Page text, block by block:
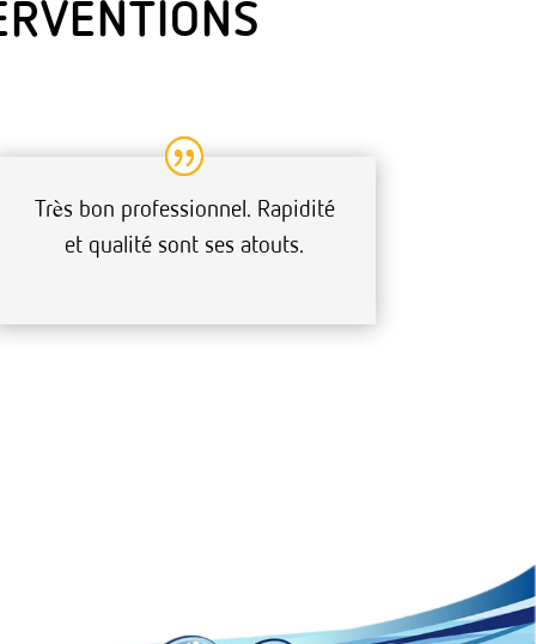
Très bon professionnel. Rapidité
et qualité sont ses atouts.